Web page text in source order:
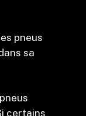
pneus
sa
certains